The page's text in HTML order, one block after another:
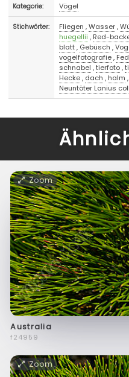
Kategorie: Vögel
Stichwörter: Fliegen ,Wasser,
huegellii , Red-
blatt, Gebüsch ,
vogelfotografie,
schnabel ,tierfoto,
Hecke, dach , halm ,
Neuntöter Lanius
Zoom
Australia
f24959
Zoom